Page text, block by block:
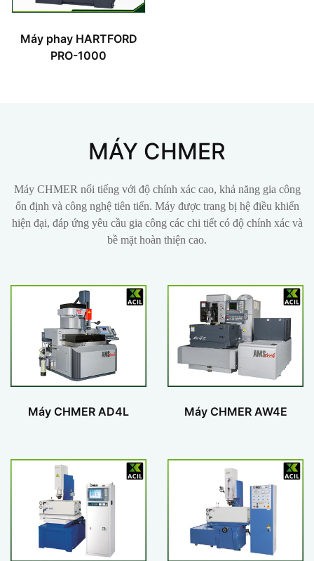
Máy phay HARTFORD
PRO-1000
MÁY CHMER
Máy CHMER nổi tiếng với độ chính xác cao, khả năng gia công
ổn định và công nghệ tiên tiến. Máy được trang bị hệ điều khiển
hiện đại, đáp ứng yêu cầu gia công các chi tiết có độ chính xác và
bề mặt hoàn thiện cao.
Máy CHMER AD4L Máy CHMER AW4E